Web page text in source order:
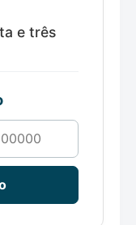
e três